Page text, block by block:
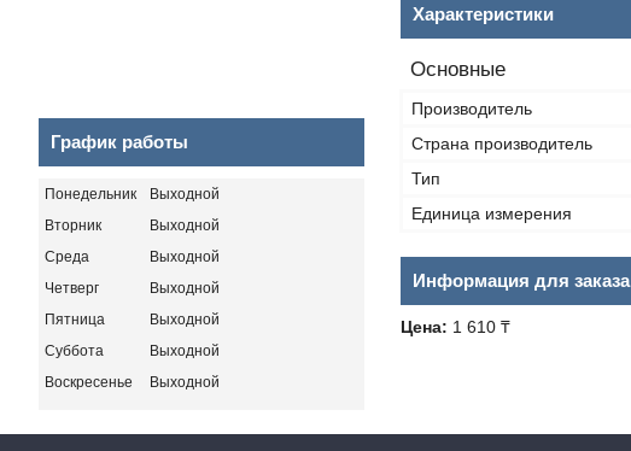
Характеристики
Основные
Производитель
Страна производитель
Тип
Единица измерения
Информация для заказа
Цена: 1 610 ₸
График работы
Понедельник
Выходной
Вторник
Выходной
Среда
Выходной
Четверг
Выходной
Пятница
Выходной
Суббота
Выходной
Воскресенье
Выходной